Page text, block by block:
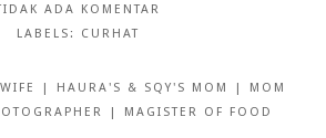
ADA KOMENTAR
LABELS:
CURHAT
| HAURA'S & SQY'S MOM | MOM
| MAGISTER OF FOOD